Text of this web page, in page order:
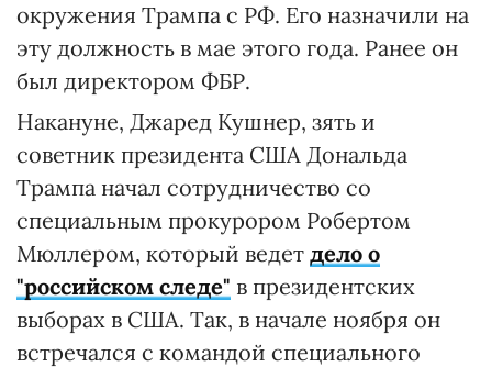
окружения Трампа с РФ. Его назначили на
эту должность в мае этого года. Ранее он
был директором ФБР.
Накануне, Джаред Кушнер, зять и
советник президента США Дональда
Трампа начал сотрудничество со
специальным прокурором Робертом
Мюллером, который ведет дело о
"российском следе" в президентских
выборах в США. Так, в начале ноября он
встречался с командой специального